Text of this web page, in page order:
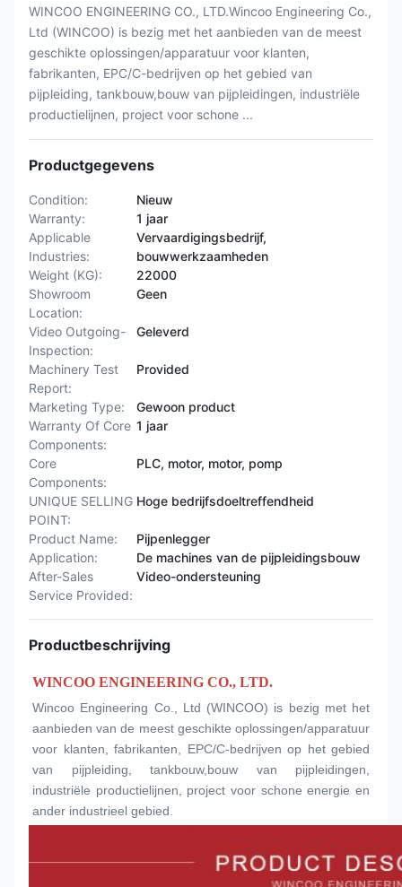
WINCOO ENGINEERING CO., LTD.Wincoo Engineering Co.,
Ltd (WINCOO) is bezig met het aanbieden van de meest
geschikte oplossingen/apparatuur voor klanten,
fabrikanten, EPC/C-bedrijven op het gebied van
pijpleiding, tankbouw,bouw van pijpleidingen, industriële
productielijnen, project voor schone ...
Productgegevens
Condition:
Nieuw
Warranty:
1 jaar
Applicable
Industries:
Vervaardigingsbedrijf,
bouwwerkzaamheden
Weight (KG):
22000
Showroom
Location:
Geen
Video Outgoing-
Inspection:
Geleverd
Machinery Test
Report:
Provided
Marketing Type:
Gewoon product
Warranty Of Core
Components:
1 jaar
Core
Components:
PLC, motor, motor, pomp
UNIQUE SELLING
POINT:
Hoge bedrijfsdoeltreffendheid
Product Name:
Pijpenlegger
Application:
De machines van de pijpleidingsbouw
After-Sales
Service Provided:
Video-ondersteuning
Productbeschrijving
WINCOO ENGINEERING CO., LTD.
Wincoo Engineering Co., Ltd (WINCOO) is bezig met het
aanbieden van de meest geschikte oplossingen/apparatuur
voor klanten, fabrikanten, EPC/C-bedrijven op het gebied
van pijpleiding, tankbouw,bouw van pijpleidingen,
industriële productielijnen, project voor schone energie en
ander industrieel gebied.